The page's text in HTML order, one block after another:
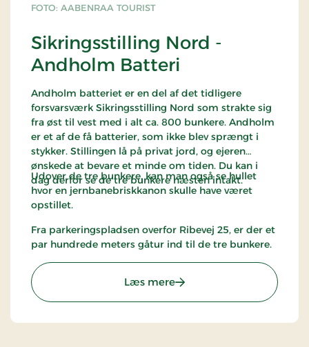
FOTO: AABENRAA TOURIST
Sikringsstilling Nord -
Andholm Batteri
Andholm batteriet er en del af det tidligere
forsvarsværk Sikringsstilling Nord som strakte sig
fra øst til vest med i alt ca. 800 bunkere. Andholm
er et af de få batterier, som ikke blev sprængt i
stykker. Stillingen lå på privat jord, og ejeren
ønskede at bevare et minde om tiden. Du kan i
dag derfor se de tre bunkere næsten intakt.
Udover de tre bunkere, kan man også se hullet
hvor en jernbanebriskkanon skulle have været
opstillet.
Fra parkeringspladsen overfor Ribevej 25, er der et
par hundrede meters gåtur ind til de tre bunkere.
Læs mere: Sikringsstilling Nord -